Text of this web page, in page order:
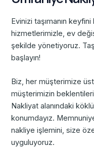
Evinizi taşımanın
hizmetlerimizle, ev
şekilde yönetiyoruz.
başlayın!
Biz, her müşterimize
müşterimizin
Nakliyat alanındaki
konumdayız.
nakliye işlemini, size
uyguluyoruz.